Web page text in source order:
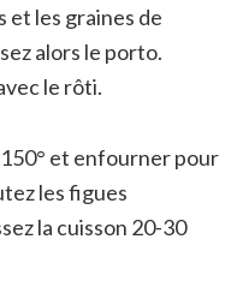
et les graines de
alors le porto.
le rôti.
et enfourner pour
les figues
la cuisson 20-30